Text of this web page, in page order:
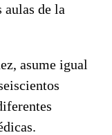
de la
asume igual